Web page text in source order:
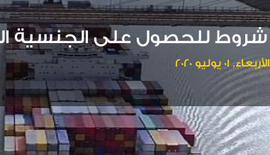
الأربعاء, 01 يوليو 2020